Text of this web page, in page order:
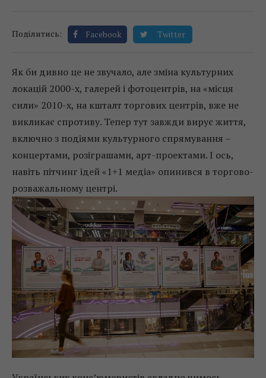
Поділитись: Facebook Twitter
Як би дивно це не звучало, але зміна культурних
локацій 2000-х, галерей і фотоцентрів, на «місця
сили» 2010-х, на кшталт торгових центрів, вже не
викликає спротиву. Тепер тут завжди вирує життя,
включно з подіями культурного спрямування –
концертами, розіграшами, арт-проектами. І ось,
навіть пітчинг ідей «1+1 медіа» опинився в торгово-
розважальному центрі.